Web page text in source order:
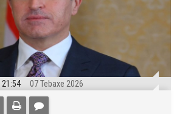
21:54 07 Tebaxe 2026